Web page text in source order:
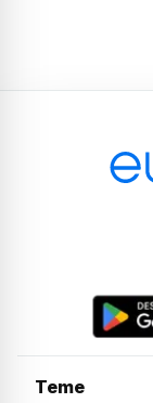
Teme